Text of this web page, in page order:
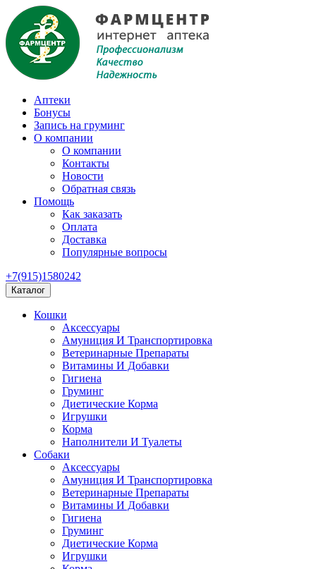
Аптеки
Бонусы
Запись на груминг
О компании
О компании
Контакты
Новости
Обратная связь
Помощь
Как заказать
Оплата
Доставка
Популярные вопросы
+7(915)1580242
Каталог
Кошки
Аксессуары
Амуниция И Транспортировка
Ветеринарные Препараты
Витамины И Добавки
Гигиена
Груминг
Диетические Корма
Игрушки
Корма
Наполнители И Туалеты
Собаки
Аксессуары
Амуниция И Транспортировка
Ветеринарные Препараты
Витамины И Добавки
Гигиена
Груминг
Диетические Корма
Игрушки